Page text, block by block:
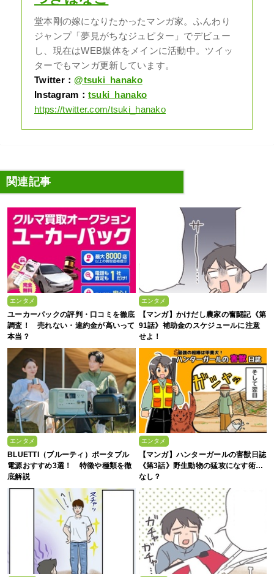
堂本剛の嫁になりたかったマンガ家。ふんわり
ジャンプ「夢見がちなジュピター」でデビュー
し、現在はWEB媒体をメインに活動中。ツイッ
ターでもマンガ更新しています。
Twitter：@tsuki_hanako
Instagram： tsuki_hanako
https://twitter.com/tsuki_hanako
関連記事
エンタメ
ユーカーパックの評判・口コミを徹底
調査！ 売れない・違約金が高いって
本当？
エンタメ
【マンガ】かけだし農家の奮闘記《第
91話》補助金のスケジュールに注意
せよ！
エンタメ
BLUETTI（ブルーティ）ポータブル
電源おすすめ3選！ 特徴や種類を徹
底解説
エンタメ
【マンガ】ハンターガールの害獣日誌
《第3話》野生動物の猛攻になす術…
なし？